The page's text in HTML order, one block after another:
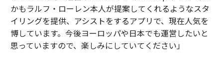
かもラルフ・ローレン本人が提案してくれるようなスタ
イリングを提供、アシストをするアプリで、現在人気を
博しています。今後ヨーロッパや日本でも運営したいと
思っていますので、楽しみにしていてください」